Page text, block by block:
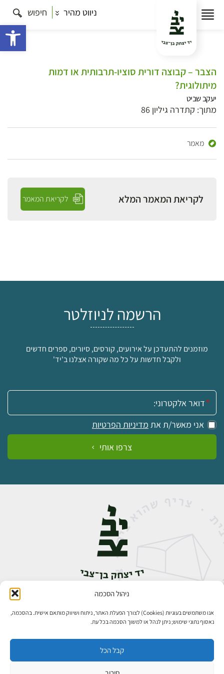
ניהול הסכמה
אנו משתמשים בעוגיות (Cookies) לצורך הפעלת האתר, ניתוח ושיווק מותאם אישית. בהסכמה,
נאסוף נתוני שימוש; ניתן לנהל או למשוך הסכמה בכל עת.
קבל הכל
ניווט מהיר חיפוש
הצבר – קבוצה דורית סוציו-תרבותית או דמות
מיתולוגית?
יעקב שביט
מתוך: קתדרה גיליון 86
מאמר
לקריאת המאמר המלא לקריאת המאמר
הרשמה לניוזלטר
מוזמנים להתעדכן על אירועים, קורסים, סיורים, ספרים חדשים
ולקבל חדשות על כל מה שקורה אצלנו ב'יד'
אימייל:
אני מאשר/ת את מדיניות הפרטיות
צרפו אותי
אבן גבירול 14, רחביה, ירושלים